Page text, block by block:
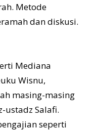
Metode
dan diskusi.
Mediana
Wisnu,
masing-masing
ustadz Salafi.
seperti